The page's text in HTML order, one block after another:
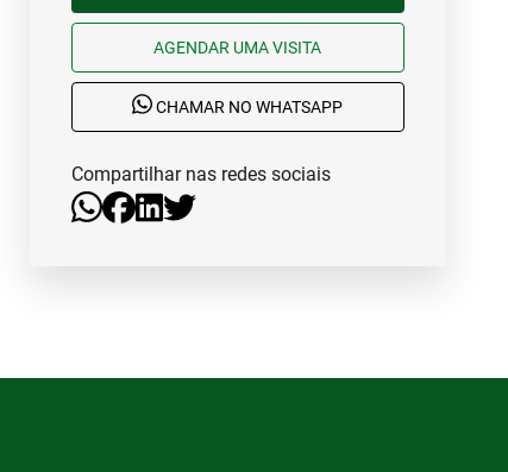
AGENDAR UMA VISITA
CHAMAR NO WHATSAPP
Compartilhar nas redes sociais